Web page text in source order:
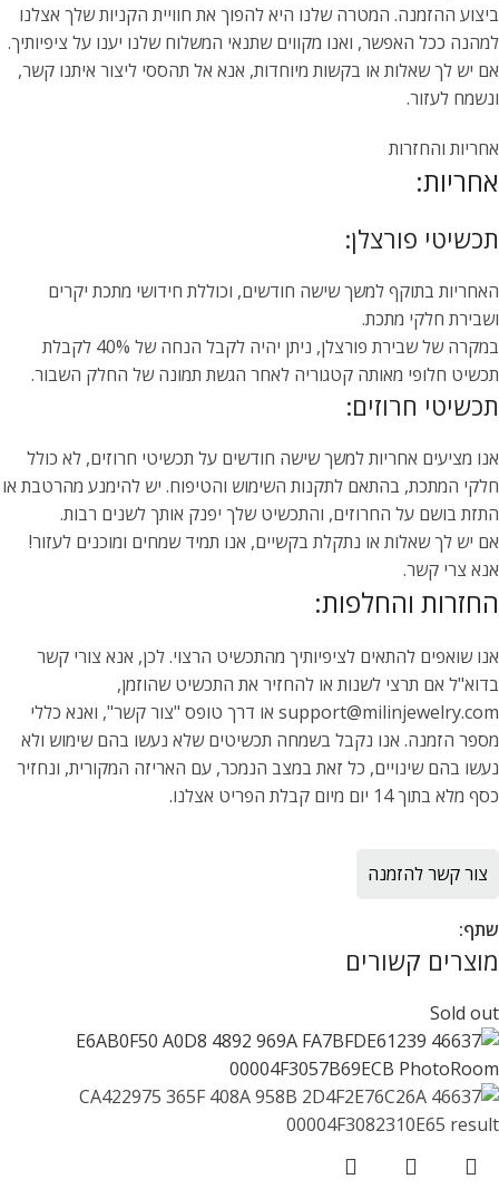
ביצוע ההזמנה. המטרה שלנו היא להפוך את חוויית הקניות שלך אצלנו
למהנה ככל האפשר, ואנו מקווים שתנאי המשלוח שלנו יענו על ציפיותיך.
אם יש לך שאלות או בקשות מיוחדות, אנא אל תהססי ליצור איתנו קשר,
ונשמח לעזור.
אחריות והחזרות
אחריות:
תכשיטי פורצלן:
האחריות בתוקף למשך שישה חודשים, וכוללת חידושי מתכת יקרים
ושבירת חלקי מתכת.
במקרה של שבירת פורצלן, ניתן יהיה לקבל הנחה של 40% לקבלת
תכשיט חלופי מאותה קטגוריה לאחר הגשת תמונה של החלק השבור.
תכשיטי חרוזים:
אנו מציעים אחריות למשך שישה חודשים על תכשיטי חרוזים, לא כולל
חלקי המתכת, בהתאם לתקנות השימוש והטיפוח. יש להימנע מהרטבת או
התזת בושם על החרוזים, והתכשיט שלך יפנק אותך לשנים רבות.
אם יש לך שאלות או נתקלת בקשיים, אנו תמיד שמחים ומוכנים לעזור!
אנא צרי קשר.
החזרות והחלפות:
אנו שואפים להתאים לציפיותיך מהתכשיט הרצוי. לכן, אנא צורי קשר
בדוא"ל אם תרצי לשנות או להחזיר את התכשיט שהוזמן,
support@milinjewelry.com או דרך טופס "צור קשר", ואנא כללי
מספר הזמנה. אנו נקבל בשמחה תכשיטים שלא נעשו בהם שימוש ולא
נעשו בהם שינויים, כל זאת במצב הנמכר, עם האריזה המקורית, ונחזיר
כסף מלא בתוך 14 יום מיום קבלת הפריט אצלנו.
צור קשר להזמנה
שתף:
מוצרים קשורים
Sold out